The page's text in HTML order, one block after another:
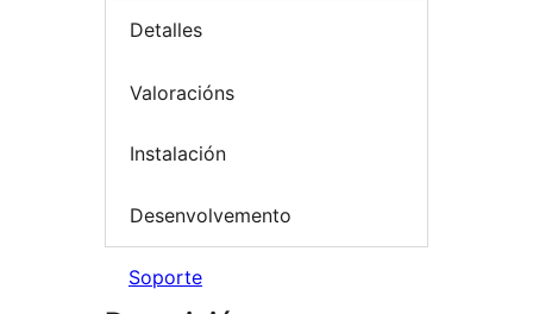
Detalles
Valoracións
Instalación
Desenvolvemento
Soporte